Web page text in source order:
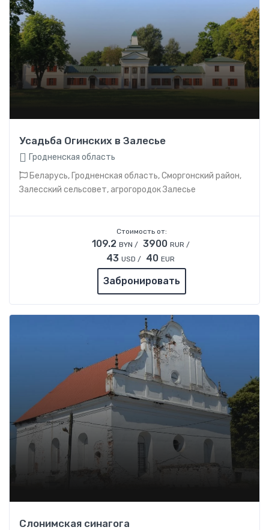
Усадьба Огинских в Залесье
Гродненская область
Беларусь, Гродненская область, Сморгонский район,
Залесский сельсовет, агрогородок Залесье
Стоимость от:
109.2 BYN / 3900 RUR /
43 USD / 40 EUR
Забронировать
Слонимская синагога